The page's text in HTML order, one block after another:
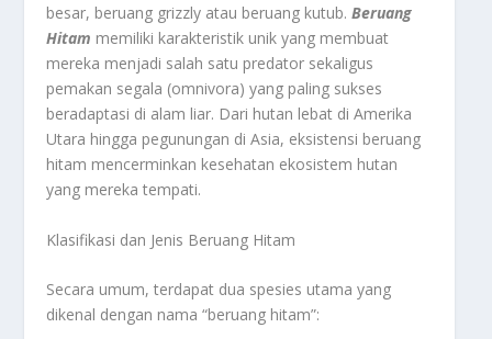
besar, beruang grizzly atau beruang kutub.Beruang
Hitam memiliki karakteristik unik yang membuat
mereka menjadi salah satu predator sekaligus
pemakan segala (omnivora) yang paling sukses
beradaptasi di alam liar. Dari hutan lebat di Amerika
Utara hingga pegunungan di Asia, eksistensi beruang
hitam mencerminkan kesehatan ekosistem hutan
yang mereka tempati.
Klasifikasi dan Jenis Beruang Hitam
Secara umum, terdapat dua spesies utama yang
dikenal dengan nama “beruang hitam”: